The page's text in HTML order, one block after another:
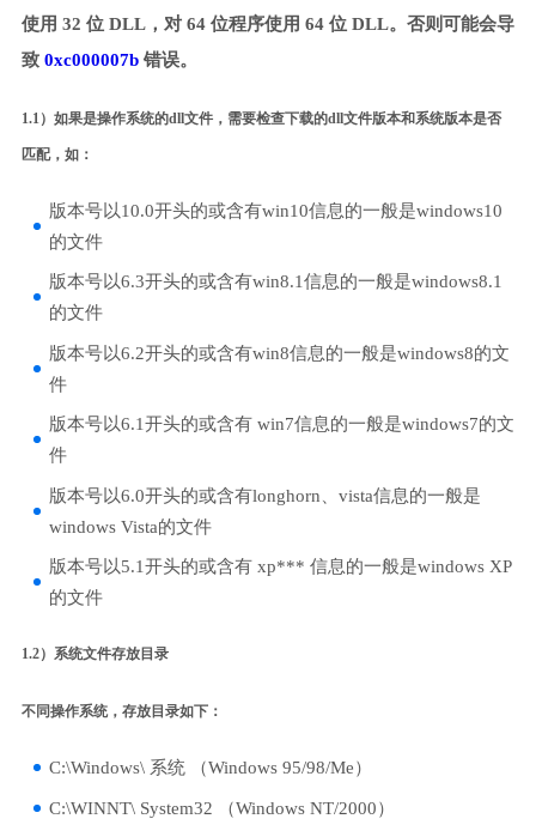
使用 32 位 DLL，对 64 位程序使用 64 位 DLL。否则可能会导
致 0xc000007b错误。
1.1）如果是操作系统的dll文件，需要检查下载的dll文件版本和系统版本是否
匹配，如：
版本号以10.0开头的或含有win10信息的一般是windows10
的文件
版本号以6.3开头的或含有win8.1信息的一般是windows8.1
的文件
版本号以6.2开头的或含有win8信息的一般是windows8的文
件
版本号以6.1开头的或含有 win7信息的一般是windows7的文
件
版本号以6.0开头的或含有longhorn、vista信息的一般是
windows Vista的文件
版本号以5.1开头的或含有 xp*** 信息的一般是windows XP
的文件
1.2）系统文件存放目录
不同操作系统，存放目录如下：
C:\Windows\ 系统 （Windows 95/98/Me）
C:\WINNT\ System32 （Windows NT/2000）